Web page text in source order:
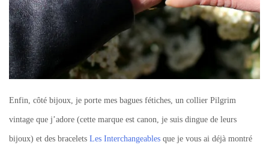
Enfin, côté bijoux, je porte mes bagues fétiches, un collier Pilgrim
vintage que j’adore (cette marque est canon, je suis dingue de leurs
bijoux) et des bracelets Les Interchangeables que je vous ai déjà montré